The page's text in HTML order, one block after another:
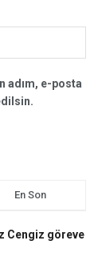
adım, e-posta
En Son
Cengiz göreve